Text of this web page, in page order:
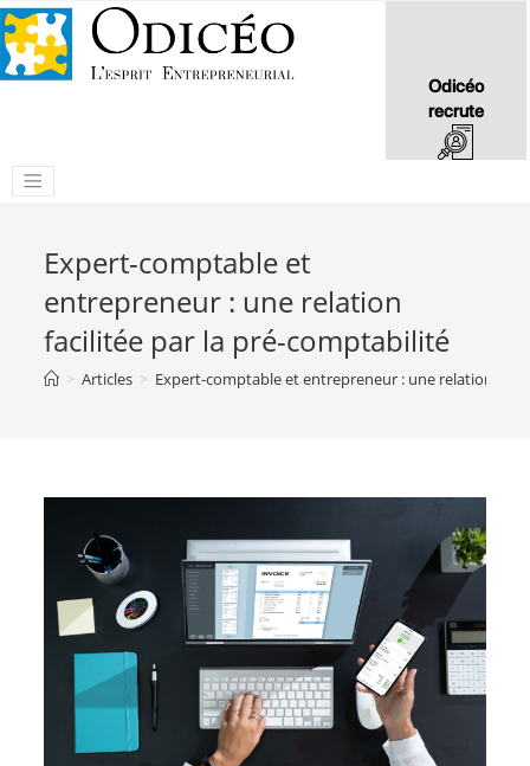
Odicéo
recrute
Expert-comptable et
entrepreneur : une relation
facilitée par la pré-comptabilité
> Articles > Expert-comptable et entrepreneur : une relation